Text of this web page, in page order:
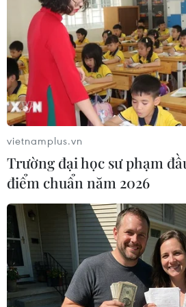
#COVID-19 #Vắcxin #Sinovac
#Sáng kiến COVAX
#Tổ chức Y tế
vietnamplus.vn
Trường đại học sư phạm
điểm chuẩn năm 2026